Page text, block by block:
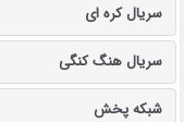
سریال کره ای
سریال هنگ کنگی
شبکه پخش